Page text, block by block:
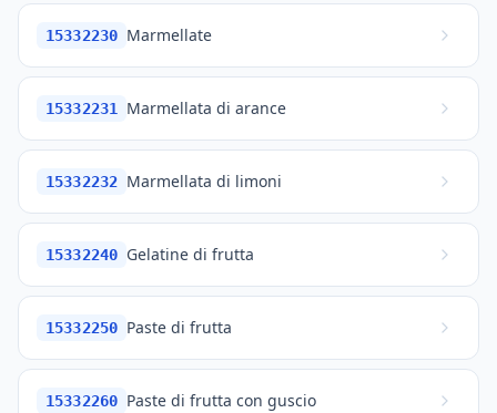
15332230 Marmellate
15332231 Marmellata di arance
15332232 Marmellata di limoni
15332240 Gelatine di frutta
15332250 Paste di frutta
15332260 Paste di frutta con guscio